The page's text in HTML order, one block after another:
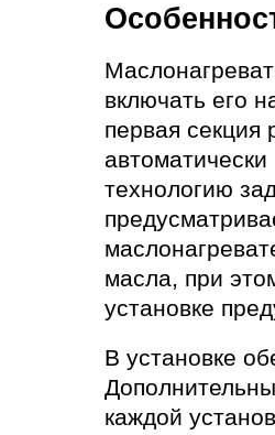
включать его
первая секция
технологию
масла, при
установке
В установке
каждой